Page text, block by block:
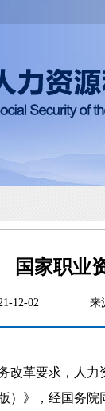
国家职业
2021-12-02
改革要求，人
）》，经国务院